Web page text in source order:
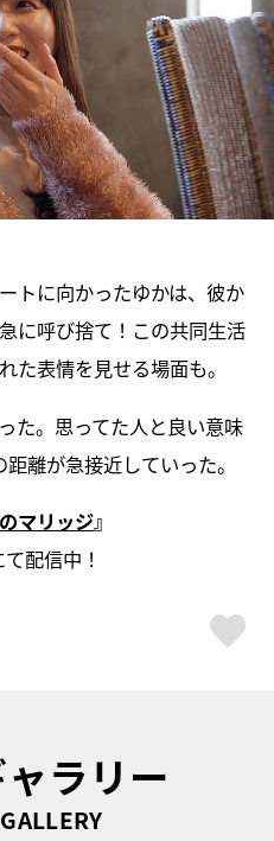
トに向かったゆかは、彼か
に呼び捨て！この共同生活
た表情を見せる場面も。
た。思ってた人と良い意味
離が急接近していった。
マリッジ』
配信中！
ラリー